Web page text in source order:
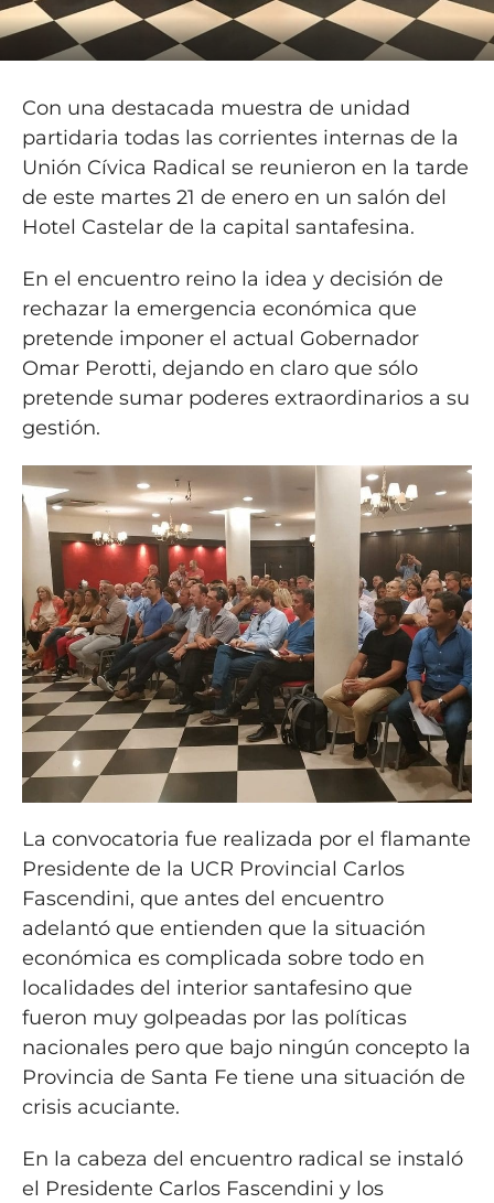
Con una destacada muestra de unidad
partidaria todas las corrientes internas de la
Unión Cívica Radical se reunieron en la tarde
de este martes 21 de enero en un salón del
Hotel Castelar de la capital santafesina.
En el encuentro reino la idea y decisión de
rechazar la emergencia económica que
pretende imponer el actual Gobernador
Omar Perotti, dejando en claro que sólo
pretende sumar poderes extraordinarios a su
gestión.
La convocatoria fue realizada por el flamante
Presidente de la UCR Provincial Carlos
Fascendini, que antes del encuentro
adelantó que entienden que la situación
económica es complicada sobre todo en
localidades del interior santafesino que
fueron muy golpeadas por las políticas
nacionales pero que bajo ningún concepto la
Provincia de Santa Fe tiene una situación de
crisis acuciante.
En la cabeza del encuentro radical se instaló
el Presidente Carlos Fascendini y los